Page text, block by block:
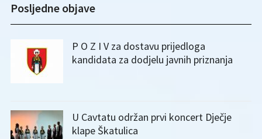
Posljedne objave
P O Z I V za dostavu prijedloga
kandidata za dodjelu javnih priznanja
U Cavtatu održan prvi koncert Dječje
klape Škatulica